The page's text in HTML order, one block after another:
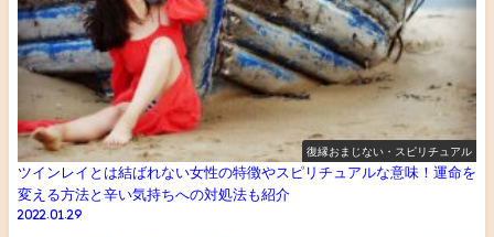
復縁おまじない・スピリチュアル
ツインレイとは結ばれない女性の特徴やスピリチュアルな意味！運命を
変える方法と辛い気持ちへの対処法も紹介
2022.01.29